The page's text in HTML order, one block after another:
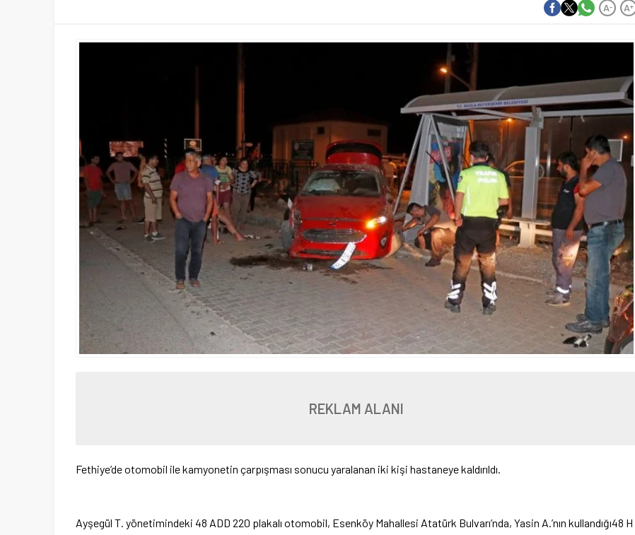
A+
A-
REKLAM ALANI
Fethiye’de otomobil ile kamyonetin çarpışması sonucu yaralanan iki kişi hastaneye kaldırıldı.
Ayşegül T. yönetimindeki 48 ADD 220 plakalı otomobil, Esenköy Mahallesi Atatürk Bulvarı’nda, Yasin A.’nın kullandığı48 H